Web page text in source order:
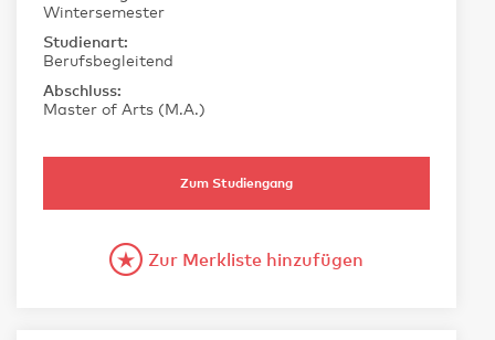
Wintersemester
Studienart:
Berufsbegleitend
Abschluss:
Master of Arts (M.A.)
Zum Studiengang
Zur Merkliste hinzufügen